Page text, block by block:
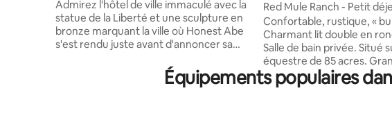
Loft à Leavenworth
Admirez l'hôtel de ville immaculé avec la
statue de la Liberté et une sculpture en
bronze marquant la ville où Honest Abe
s'est rendu juste avant d'annoncer sa
et le bois durs d'origine de cette maison
unique de 170 ans ont résisté à l'épreuve
Red Mule Ranch - Petit
Confortable, rustique, «
Charmant lit double en
Salle de bain privée. Situé
équestre de 85 acres.
beaux pâturages. Près
cave à vin Cedar Lakes
Équipements populaires